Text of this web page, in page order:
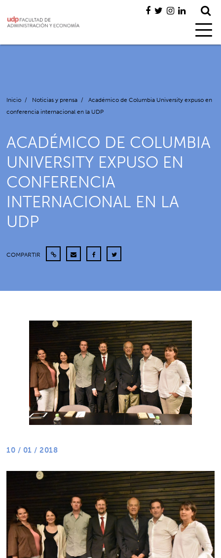
Inicio / Noticias y prensa /
Académico de Columbia University expuso en
conferencia internacional en la UDP
ACADÉMICO DE COLUMBIA
UNIVERSITY EXPUSO EN
CONFERENCIA
INTERNACIONAL EN LA
UDP
COMPARTIR
10 / 01 / 2018